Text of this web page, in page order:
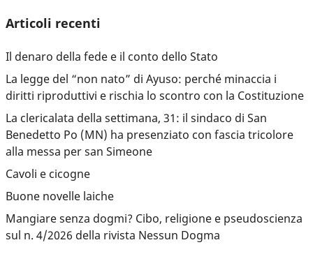
Articoli recenti
Il denaro della fede e il conto dello Stato
La legge del “non nato” di Ayuso: perché minaccia i
diritti riproduttivi e rischia lo scontro con la Costituzione
La clericalata della settimana, 31: il sindaco di San
Benedetto Po (MN) ha presenziato con fascia tricolore
alla messa per san Simeone
Cavoli e cicogne
Buone novelle laiche
Mangiare senza dogmi? Cibo, religione e pseudoscienza
sul n. 4/2026 della rivista Nessun Dogma